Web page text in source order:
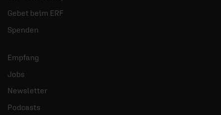
Gebet beim ERF
Spenden
Empfang
Jobs
Newsletter
Podcasts